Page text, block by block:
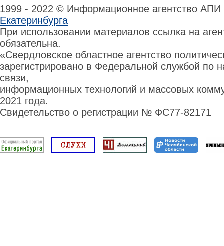
1999 - 2022 © Информационное агентство
Екатеринбурга
При использовании материалов ссылка на
обязательна.
«Свердловское областное агентство
зарегистрировано в Федеральной службой по
связи,
информационных технологий и массовых
2021 года.
Свидетельство о регистрации № ФС77-82171